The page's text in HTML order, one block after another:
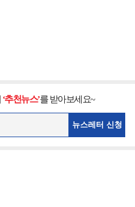
‘추천뉴스’를 받아보세요~
뉴스레터 신청